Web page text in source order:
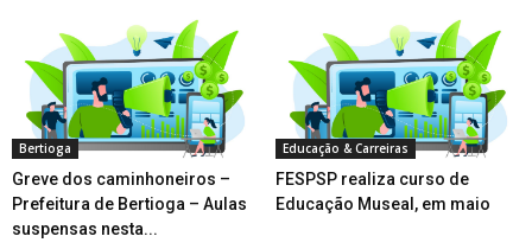
Bertioga
Greve dos caminhoneiros –
Prefeitura de Bertioga – Aulas
suspensas nesta...
Educação & Carreiras
FESPSP realiza curso de
Educação Museal, em maio